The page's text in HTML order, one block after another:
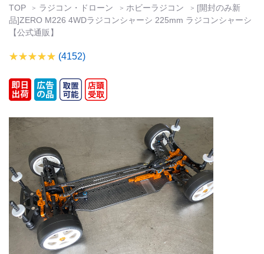
TOP ラジコン・ドローン ホビーラジコン
[開封のみ新
品]ZERO M226 4WDラジコンシャーシ 225mm ラジコンシャーシ
【公式通販】
(4152)